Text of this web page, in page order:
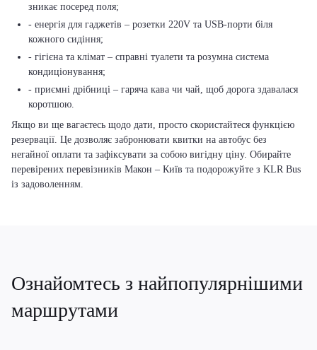
зникає посеред поля;
- енергія для гаджетів – розетки 220V та USB-порти біля
кожного сидіння;
- гігієна та клімат – справні туалети та розумна система
кондиціонування;
- приємні дрібниці – гаряча кава чи чай, щоб дорога здавалася
коротшою.
Якщо ви ще вагаєтесь щодо дати, просто скористайтеся функцією
резервації. Це дозволяє забронювати квитки на автобус без
негайної оплати та зафіксувати за собою вигідну ціну. Обирайте
перевірених перевізників Макон – Київ та подорожуйте з KLR Bus
із задоволенням.
Ознайомтесь з найпопулярнішими
маршрутами